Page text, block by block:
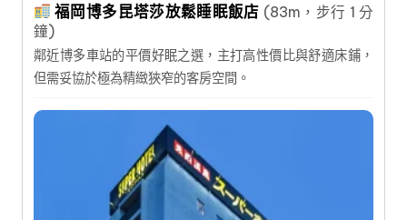
福岡博多昆塔莎放鬆睡眠飯店 (83m，步行 1 分
鐘)
鄰近博多車站的平價好眠之選，主打高性價比與舒適床鋪，
但需妥協於極為精緻狹窄的客房空間。